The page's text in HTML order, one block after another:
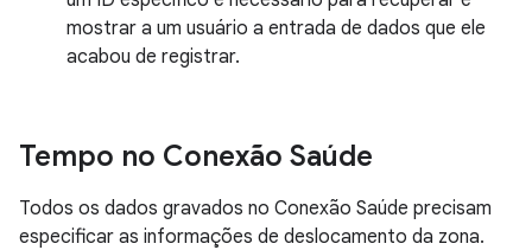
mostrar a um usuário a entrada de dados que ele
acabou de registrar.
Tempo no Conexão Saúde
Todos os dados gravados no Conexão Saúde precisam
especificar as informações de deslocamento da zona.